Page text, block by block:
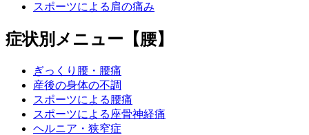
スポーツによる肩の痛み
症状別メニュー【腰】
ぎっくり腰・腰痛
産後の身体の不調
スポーツによる腰痛
スポーツによる座骨神経痛
ヘルニア・狭窄症